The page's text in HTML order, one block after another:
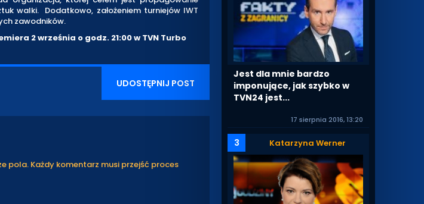
walki. Dodatkowo, założeniem turniejów IWT
zawodników.
2 września o godz. 21:00 w TVN Turbo
UDOSTĘPNIJ POST
pola. Każdy komentarz musi przejść proces
Jest dla mnie bardzo
imponujące, jak szybko w
TVN24 jest...
17 sierpnia 2016, 13:20
3 Katarzyna Werner